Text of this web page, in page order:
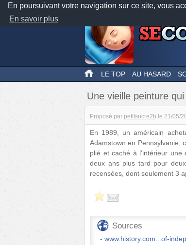
En poursuivant votre navigation sur ce site, vous
En savoir plus
LE TOP AU HASARD
Une vieille peinture
Proposé par petitsucre2b le 21/05/
En 1989, un américain
Adamstown en Pennsylvanie,
plié et caché à l’intérieur une
deux ans plus tard pour
recensées, dont seulement 3
Sources
www.history.com...of-